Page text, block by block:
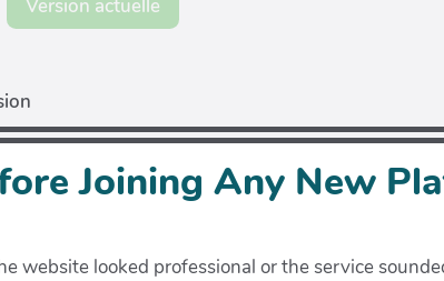
Version actuelle